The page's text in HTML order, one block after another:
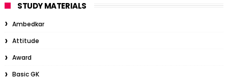
STUDY MATERIALS
Ambedkar
Attitude
Award
Basic GK